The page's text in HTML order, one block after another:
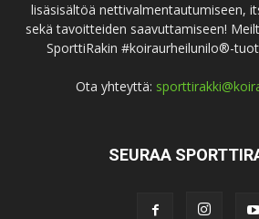
lisäsisältöä nettivalmentautumiseen,
sekä tavoitteiden saavuttamiseen!
SporttiRakin #koiraurheilunilo®-
Ota yhteyttä:
SEURAA